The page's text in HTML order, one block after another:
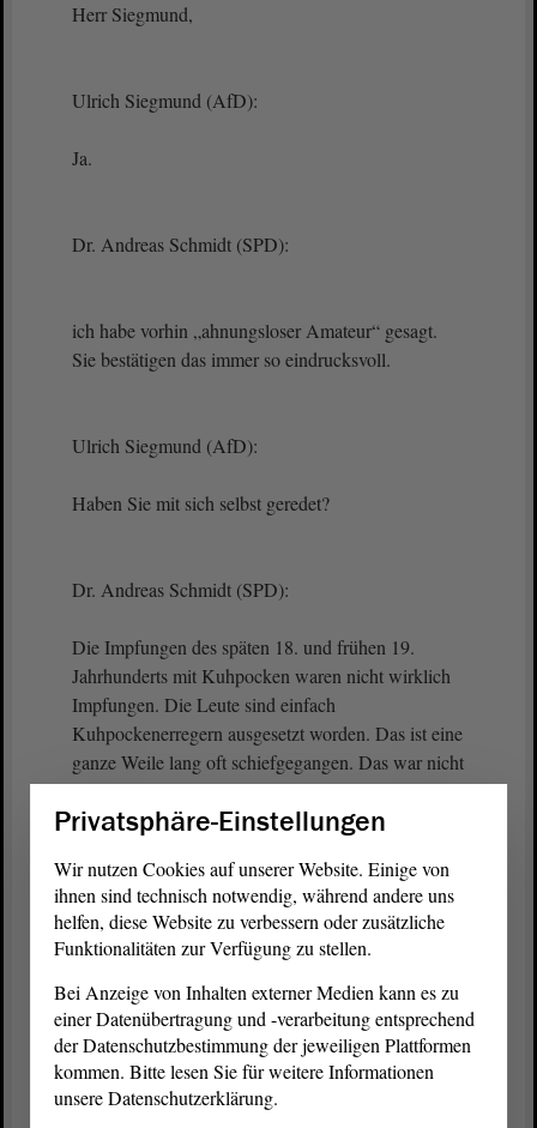
Herr Siegmund,
Ulrich Siegmund (AfD):
Ja.
Dr. Andreas Schmidt (SPD):
ich habe vorhin „ahnungsloser Amateur“ gesagt.
Sie bestätigen das immer so eindrucksvoll.
Ulrich Siegmund (AfD):
Haben Sie mit sich selbst geredet?
Dr. Andreas Schmidt (SPD):
Die Impfungen des späten 18. und frühen 19.
Jahrhunderts mit Kuhpocken waren nicht wirklich
Impfungen. Die Leute sind einfach
Kuhpockenerregern ausgesetzt worden. Das ist eine
ganze Weile lang oft schiefgegangen. Das war nicht
wirklich optimal.
Ulrich Siegmund (AfD):
Das stimmt.
(Christian Hecht, AfD: Das kennen wir ja von
Corona! Das hat auch nicht funktioniert!)
Privatsphäre-Einstellungen
Wir nutzen Cookies auf unserer Website. Einige von
ihnen sind technisch notwendig, während andere uns
helfen, diese Website zu verbessern oder zusätzliche
Funktionalitäten zur Verfügung zu stellen.
Bei Anzeige von Inhalten externer Medien kann es zu
einer Datenübertragung und -verarbeitung entsprechend
der Datenschutzbestimmung der jeweiligen Plattformen
kommen. Bitte lesen Sie für weitere Informationen
unsere Datenschutzerklärung.